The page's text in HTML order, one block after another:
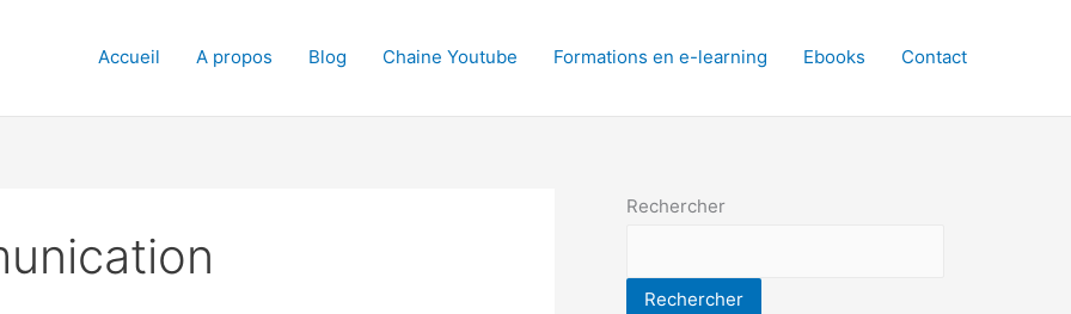
Accueil A propos Blog Chaine Youtube Formations en e-learning Ebooks Contact
Rechercher
Rechercher